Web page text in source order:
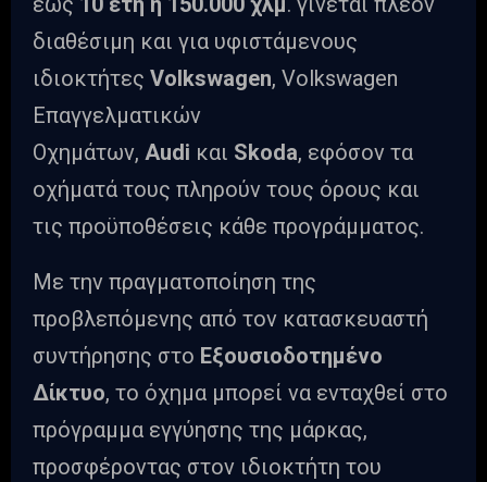
διαθέσιμη και για υφιστάμενους
ιδιοκτήτες Volkswagen, Volkswagen
Επαγγελματικών
Οχημάτων, Audi και Skoda, εφόσον τα
οχήματά τους πληρούν τους όρους και
τις προϋποθέσεις κάθε προγράμματος.
Με την πραγματοποίηση της
προβλεπόμενης από τον κατασκευαστή
συντήρησης στο Εξουσιοδοτημένο
Δίκτυο, το όχημα μπορεί να ενταχθεί στο
πρόγραμμα εγγύησης της μάρκας,
προσφέροντας στον ιδιοκτήτη του